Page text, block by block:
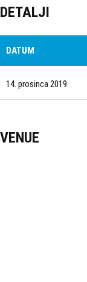
DETALJI
DATUM
14. prosinca 2019.
VENUE